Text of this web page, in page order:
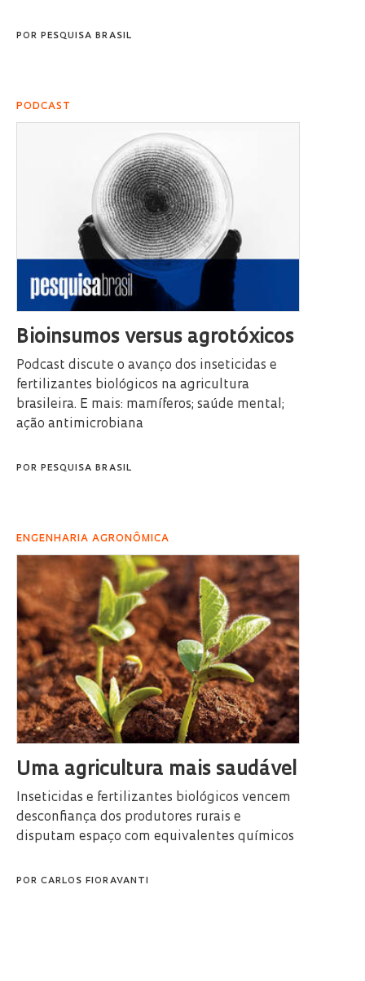
POR PESQUISA BRASIL
PODCAST
Bioinsumos versus agrotóxicos
Podcast discute o avanço dos inseticidas e
fertilizantes biológicos na agricultura
brasileira. E mais: mamíferos; saúde mental;
ação antimicrobiana
POR PESQUISA BRASIL
ENGENHARIA AGRONÔMICA
Uma agricultura mais saudável
Inseticidas e fertilizantes biológicos vencem
desconfiança dos produtores rurais e
disputam espaço com equivalentes químicos
POR CARLOS FIORAVANTI